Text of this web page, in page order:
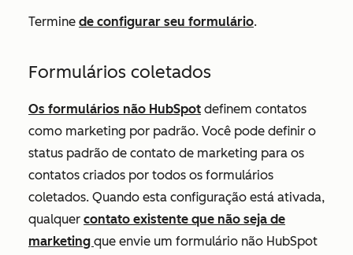
Termine de configurar seu formulário.
Formulários coletados
Os formulários não HubSpot definem contatos
como marketing por padrão. Você pode definir o
status padrão de contato de marketing para os
contatos criados por todos os formulários
coletados. Quando esta configuração está ativada,
qualquer contato existente que não seja de
marketing que envie um formulário não HubSpot